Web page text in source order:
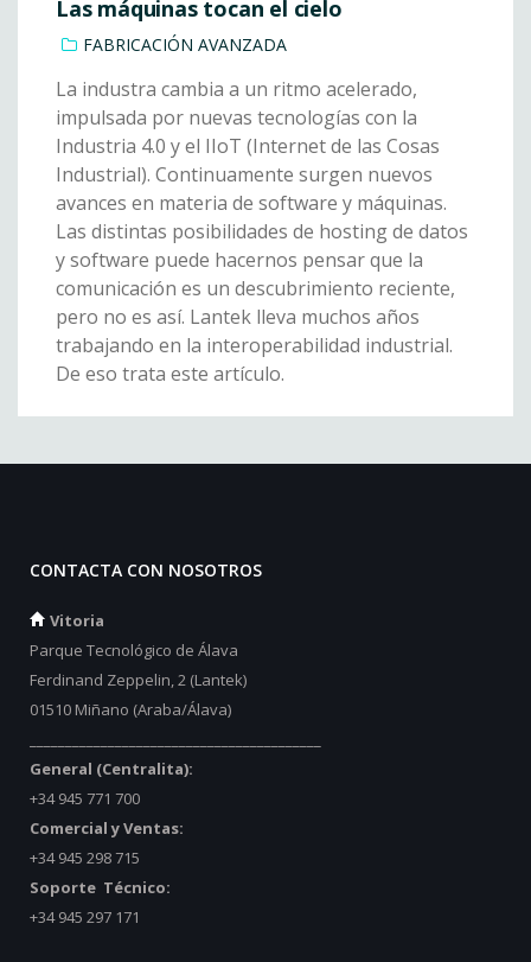
Las máquinas tocan el cielo
FABRICACIÓN AVANZADA
La industra cambia a un ritmo acelerado,
impulsada por nuevas tecnologías con la
Industria 4.0 y el IIoT (Internet de las Cosas
Industrial). Continuamente surgen nuevos
avances en materia de software y máquinas.
Las distintas posibilidades de hosting de datos
y software puede hacernos pensar que la
comunicación es un descubrimiento reciente,
pero no es así. Lantek lleva muchos años
trabajando en la interoperabilidad industrial.
De eso trata este artículo.
CONTACTA CON NOSOTROS
Vitoria
Parque Tecnológico de Álava
Ferdinand Zeppelin, 2 (Lantek)
01510 Miñano (Araba/Álava)
General (Centralita):
+34 945 771 700
Comercial y Ventas:
+34 945 298 715
Soporte Técnico:
+34 945 297 171